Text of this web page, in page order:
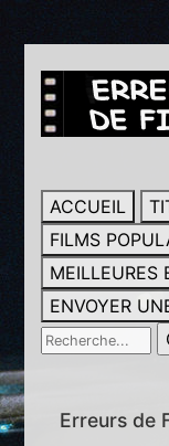
ACCUEIL
FILMS
MEILLEURES
ENVOYER
Erreurs de